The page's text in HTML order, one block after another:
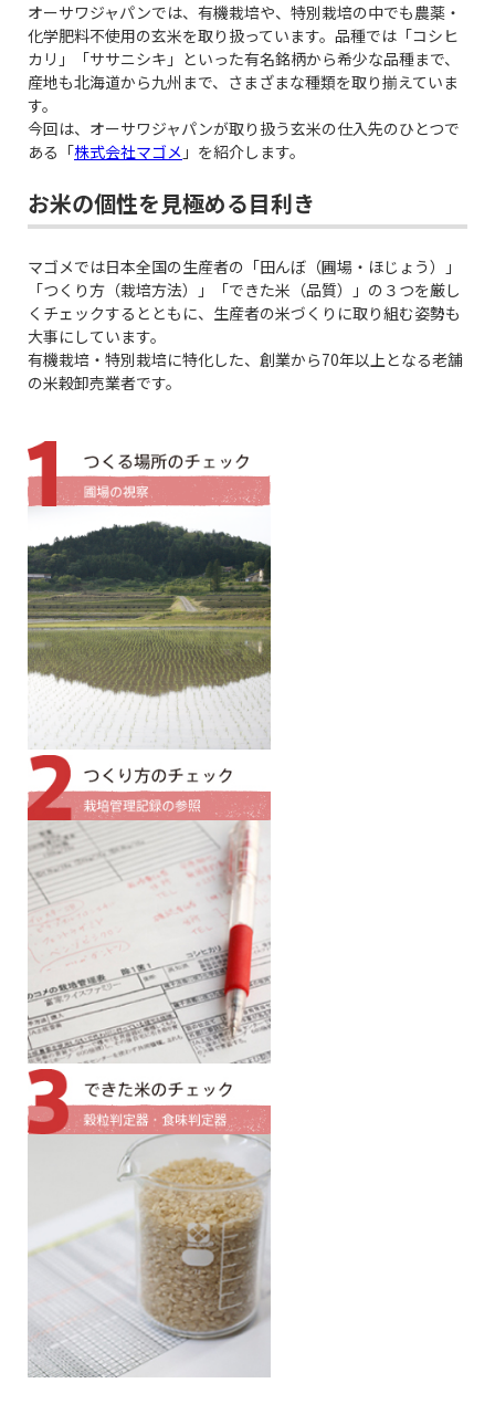
オーサワジャパンでは、有機栽培や、特別栽培の中でも農薬・
化学肥料不使用の玄米を取り扱っています。品種では「コシヒ
カリ」「ササニシキ」といった有名銘柄から希少な品種まで、
産地も北海道から九州まで、さまざまな種類を取り揃えていま
す。
今回は、オーサワジャパンが取り扱う玄米の仕入先のひとつで
ある「株式会社マゴメ 」を紹介します。
お米の個性を見極める目利き
マゴメでは日本全国の生産者の「田んぼ（圃場・ほじょう）」
「つくり方（栽培方法）」「できた米（品質）」の３つを厳し
くチェックするとともに、生産者の米づくりに取り組む姿勢も
大事にしています。
有機栽培・特別栽培に特化した、創業から70年以上となる老舗
の米穀卸売業者です。